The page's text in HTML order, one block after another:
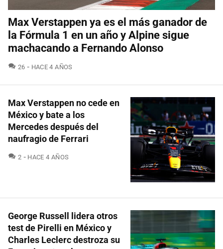
Max Verstappen ya es el más ganador de
la Fórmula 1 en un año y Alpine sigue
machacando a Fernando Alonso
26 COMENTARIOS
HACE 4 AÑOS
Max Verstappen no cede en
México y bate a los
Mercedes después del
naufragio de Ferrari
2 COMENTARIOS
HACE 4 AÑOS
George Russell lidera otros
test de Pirelli en México y
Charles Leclerc destroza su